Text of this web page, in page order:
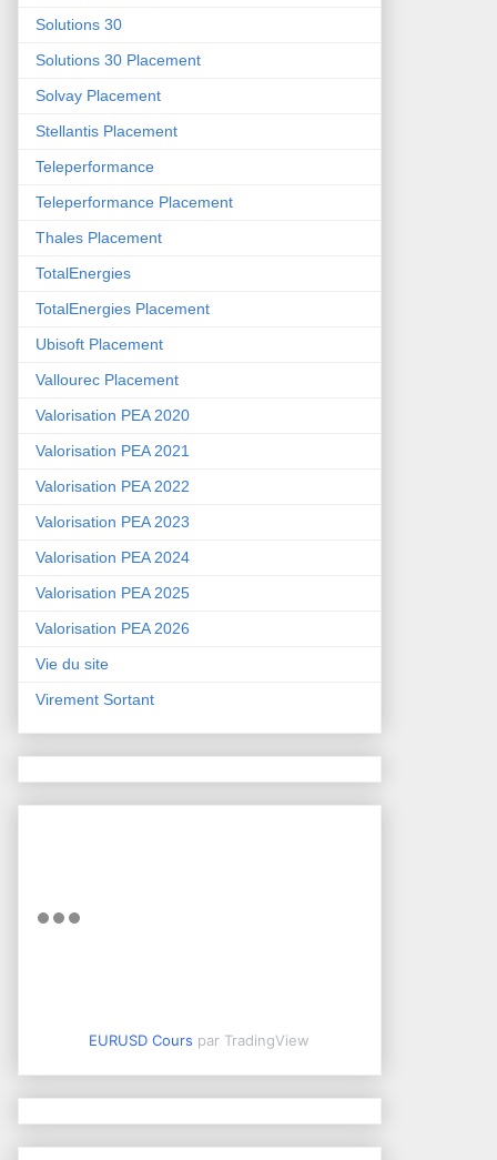
Solutions 30
Solutions 30 Placement
Solvay Placement
Stellantis Placement
Teleperformance
Teleperformance Placement
Thales Placement
TotalEnergies
TotalEnergies Placement
Ubisoft Placement
Vallourec Placement
Valorisation PEA 2020
Valorisation PEA 2021
Valorisation PEA 2022
Valorisation PEA 2023
Valorisation PEA 2024
Valorisation PEA 2025
Valorisation PEA 2026
Vie du site
Virement Sortant
EURUSD Cours par TradingView